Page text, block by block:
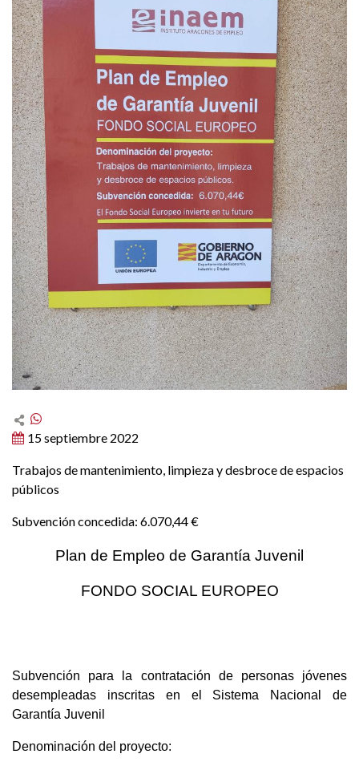
15 septiembre 2022
Trabajos de mantenimiento, limpieza y desbroce de espacios
públicos
Subvención concedida: 6.070,44 €
Plan de Empleo de Garantía Juvenil
FONDO SOCIAL EUROPEO
Subvención para la contratación de personas jóvenes
desempleadas inscritas en el Sistema Nacional de
Garantía Juvenil
Denominación del proyecto: